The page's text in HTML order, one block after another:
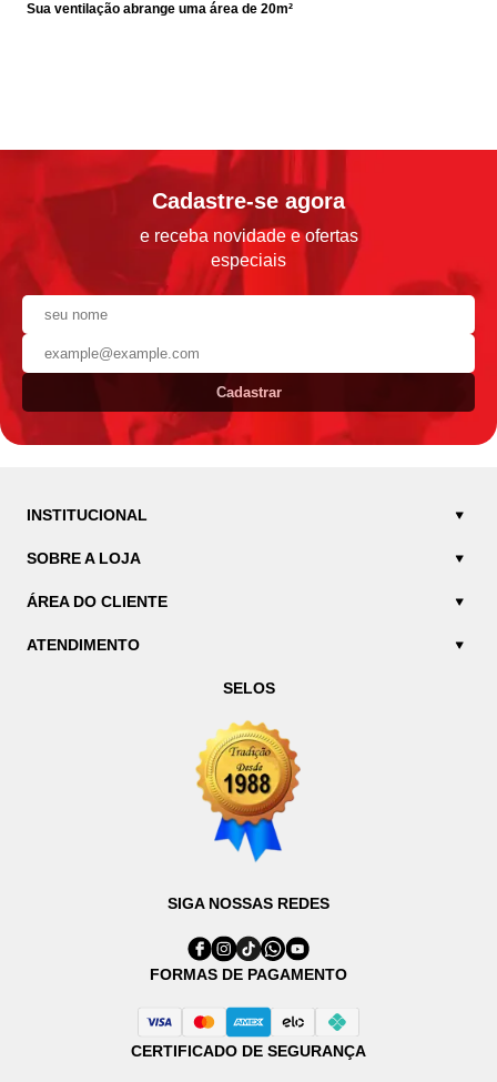
Sua ventilação abrange uma área de 20m²
Cadastre-se agora
e receba novidade e ofertas
especiais
Cadastrar
INSTITUCIONAL
SOBRE A LOJA
ÁREA DO CLIENTE
ATENDIMENTO
SELOS
SIGA NOSSAS REDES
FORMAS DE PAGAMENTO
CERTIFICADO DE SEGURANÇA